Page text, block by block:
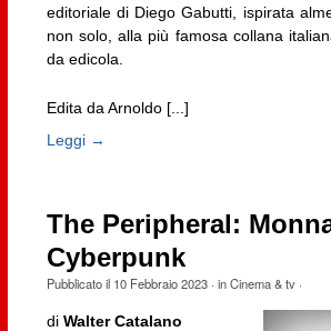
editoriale di Diego Gabutti, ispirata
non solo, alla più famosa collana
da edicola.
Edita da Arnoldo [...]
Leggi →
The Peripheral:
Cyberpunk
Pubblicato il 10 Febbraio 2023· inCinema & tv·
di Walter Catalano